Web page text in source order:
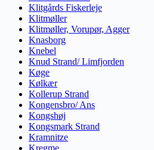
Klitgårds Fiskerleje
Klitmøller
Klitmøller, Vorupør, Agger
Knasborg
Knebel
Knud Strand/ Limfjorden
Køge
Kølkær
Kollerup Strand
Kongensbro/ Ans
Kongshøj
Kongsmark Strand
Kramnitze